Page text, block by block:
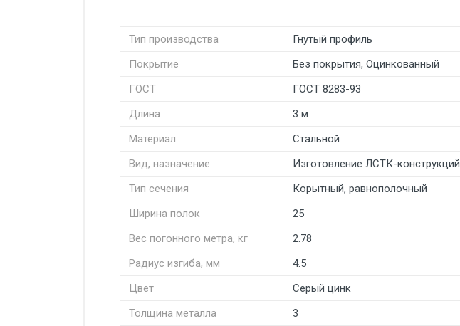
Тип производства
Гнутый профиль
Покрытие
Без покрытия, Оцинкованный
ГОСТ
ГОСТ 8283-93
Длина
3 м
Материал
Стальной
Вид, назначение
Изготовление ЛСТК-конструкций
Тип сечения
Корытный, равнополочный
Ширина полок
25
Вес погонного метра, кг
2.78
Радиус изгиба, мм
4.5
Цвет
Серый цинк
Толщина металла
3